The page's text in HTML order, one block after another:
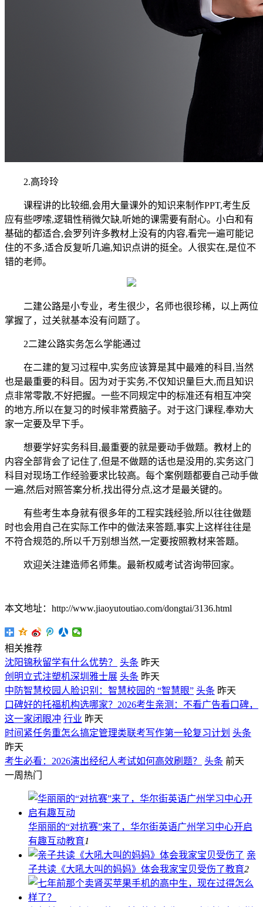
2.高玲玲
课程讲的比较细,会用大量课外的知识来制作PPT,考生反
应有些啰嗦,逻辑性稍微欠缺,听她的课需要有耐心。小白和有
基础的都适合,会罗列许多教材上没有的内容,看完一遍可能记
住的不多,适合反复听几遍,知识点讲的挺全。人很实在,是位不
错的老师。
二建公路是小专业，考生很少，名师也很珍稀，以上两位
掌握了，过关就基本没有问题了。
2二建公路实务怎么学能通过
在二建的复习过程中,实务应该算是其中最难的科目,当然
也是最重要的科目。因为对于实务,不仅知识量巨大,而且知识
点非常零散,不好把握。一些不同规定中的标准还有相互冲突
的地方,所以在复习的时候非常费脑子。对于这门课程,奉劝大
家一定要及早下手。
想要学好实务科目,最重要的就是要动手做题。教材上的
内容全部背会了记住了,但是不做题的话也是没用的,实务这门
科目对现场工作经验要求比较高。每个案例题都要自己动手做
一遍,然后对照答案分析,找出得分点,这才是最关键的。
有些考生本身就有很多年的工程实践经验,所以往往做题
时也会用自己在实际工作中的做法来答题,事实上这样往往是
不符合规范的,所以千万别想当然,一定要按照教材来答题。
欢迎关注建造师名师集。最新权威考试咨询带回家。
本文地址：http://www.jiaoyutoutiao.com/dongtai/3136.html
相关推荐
沈阳锦秋留学有什么优势？
头条 昨天
创明立式注塑机深圳雅士展 头条 昨天
中防智慧校园人脸识别：智慧校园的 “智慧眼” 头条 昨天
口碑好的托福机构选哪家？2026考生亲测：不看广告看口碑，
这一家闭眼冲 行业 昨天
时间紧任务重怎么搞定管理类联考写作第一轮复习计划 头条
昨天
考生必看：2026演出经纪人考试如何高效刷题？
头条 前天
一周热门
华丽丽的“对抗赛”来了，华尔街英语广州学习中心开启
有趣互动教育1
亲
子共读《大吼大叫的妈妈》体会我家宝贝受伤了教育2